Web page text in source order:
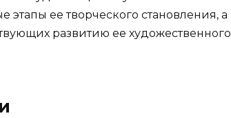
ее творческого становления, а
развитию ее художественного